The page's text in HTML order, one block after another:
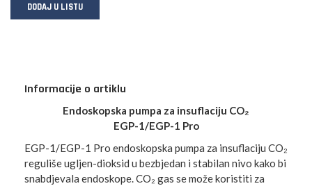
DODAJ U LISTU
Informacije o artiklu
Endoskopska pumpa za insuflaciju CO₂
EGP-1/EGP-1 Pro
EGP-1/EGP-1 Pro endoskopska pumpa za insuflaciju CO₂
reguliše ugljen-dioksid u bezbjedan i stabilan nivo kako bi
snabdjevala endoskope. CO₂ gas se može koristiti za